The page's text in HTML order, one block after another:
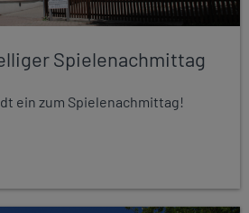
Spielenachmittag
ein zum Spielenachmittag!